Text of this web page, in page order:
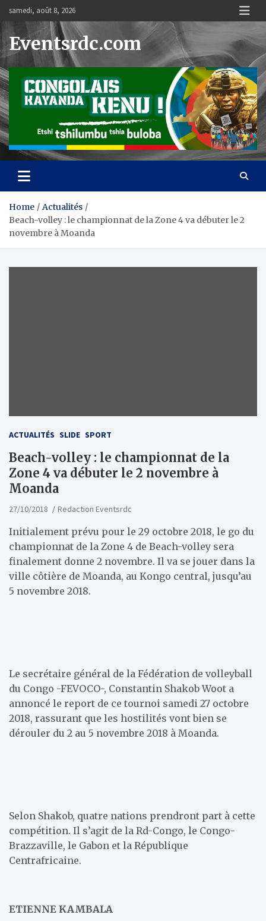
content
samedi, août 8, 2026
Eventsrdc.com
Home
Actualités
Beach-volley : le championnat de la Zone 4 va débuter le 2
novembre à Moanda
ACTUALITÉS SLIDE SPORT
Beach-volley : le championnat de la
Zone 4 va débuter le 2 novembre à
Moanda
27/10/2018 Redaction Eventsrdc
Initialement prévu pour le 29 octobre 2018, le go du
championnat de la Zone 4 de Beach-volley sera
finalement donne 2 novembre. Il va se jouer dans la
ville côtière de Moanda, au Kongo central, jusqu’au
5 novembre 2018.
Le secrétaire général de la Fédération de volleyball
du Congo -FEVOCO-, Constantin Shakob Woot a
annoncé le report de ce tournoi samedi 27 octobre
2018, rassurant que les hostilités vont bien se
dérouler du 2 au 5 novembre 2018 à Moanda.
Selon Shakob, quatre nations prendront part à cette
compétition. Il s’agit de la Rd-Congo, le Congo-
Brazzaville, le Gabon et la République
Centrafricaine.
ETIENNE KAMBALA